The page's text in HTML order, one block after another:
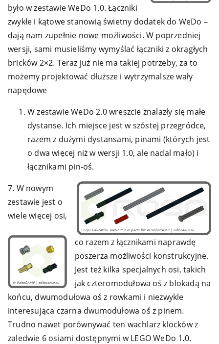
było w zestawie WeDo 1.0. Łączniki
zwykłe i kątowe stanowią świetny dodatek do WeDo –
dają nam zupełnie nowe możliwości. W poprzedniej
wersji, sami musieliśmy wymyślać łączniki z okrągłych
bricków 2×2. Teraz już nie ma takiej potrzeby, za to
możemy projektować dłuższe i wytrzymalsze wały
napędowe
W zestawie WeDo 2.0 wreszcie znalazły się małe
dystanse. Ich miejsce jest w szóstej przegródce,
razem z dużymi dystansami, pinami (których jest
o dwa więcej niż w wersji 1.0, ale nadal mało) i
łącznikami pin-oś.
7. W nowym
zestawie jest o
wiele więcej osi,
co razem z łącznikami naprawdę
poszerza możliwości konstrukcyjne.
Jest też kilka specjalnych osi, takich
jak czteromodułowa oś z blokadą na
końcu, dwumodułowa oś z rowkami i niezwykle
interesująca czarna dwumodułowa oś z pinem.
Trudno nawet porównywać ten wachlarz klocków z
zaledwie 6 osiami dostępnymi w LEGO WeDo 1.0.